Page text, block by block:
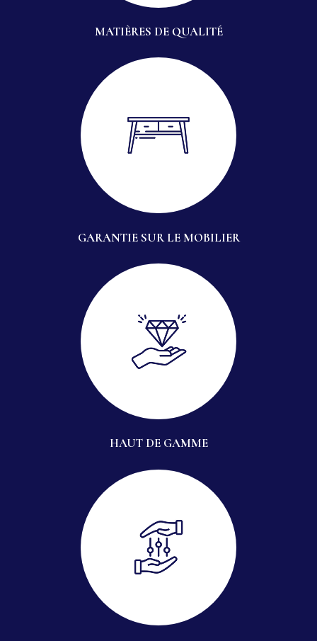
MATIÈRES DE QUALITÉ
GARANTIE SUR LE MOBILIER
HAUT DE GAMME